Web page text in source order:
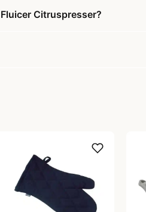
Citruspresser?